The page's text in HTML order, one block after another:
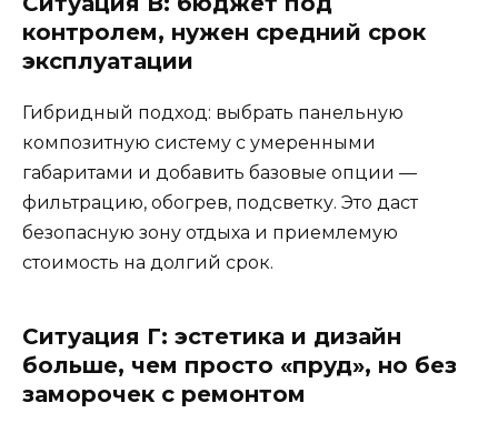
контролем, нужен средний срок
эксплуатации
Гибридный подход: выбрать панельную
композитную систему с умеренными
габаритами и добавить базовые опции —
фильтрацию, обогрев, подсветку. Это даст
безопасную зону отдыха и приемлемую
стоимость на долгий срок.
Ситуация Г: эстетика и дизайн
больше, чем просто «пруд», но без
заморочек с ремонтом